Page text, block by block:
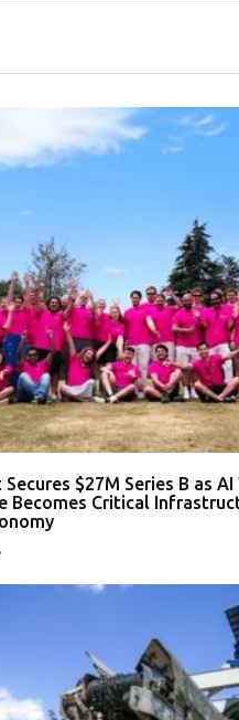
$27M Series B as
Becomes Critical